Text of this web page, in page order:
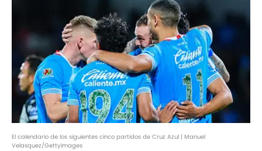
El calendario de los siguientes cinco partidos de Cruz Azul | Manuel
Velasquez/GettyImages